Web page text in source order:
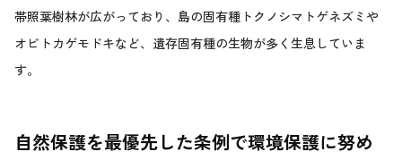
帯照葉樹林が広がっており、島の固有種トクノシマトゲネズミや
オビトカゲモドキなど、遺存固有種の生物が多く生息していま
す。
自然保護を最優先した条例で環境保護に努め